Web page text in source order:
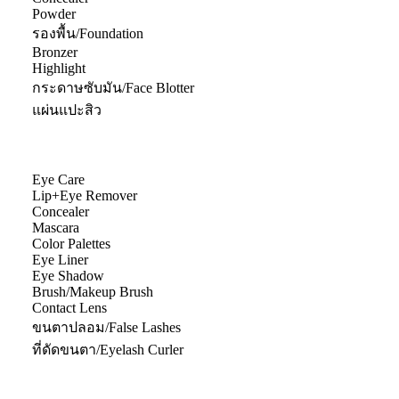
Powder
รองพื้น/Foundation
Bronzer
Highlight
กระดาษซับมัน/Face Blotter
แผ่นแปะสิว
Eye Care
Lip+Eye Remover
Concealer
Mascara
Color Palettes
Eye Liner
Eye Shadow
Brush/Makeup Brush
Contact Lens
ขนตาปลอม/False Lashes
ที่ดัดขนตา/Eyelash Curler